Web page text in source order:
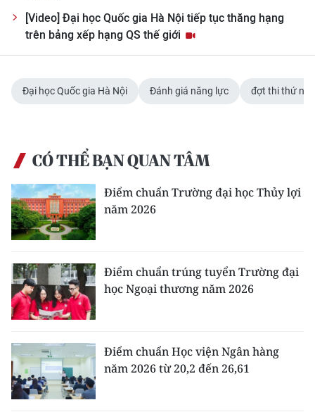
[Video] Đại học Quốc gia Hà Nội tiếp tục thăng hạng
trên bảng xếp hạng QS thế giới
Đại học Quốc gia Hà Nội Đánh giá năng lực đợt thi thứ
CÓ THỂ BẠN QUAN TÂM
Điểm chuẩn Trường đại học Thủy lợi
năm 2026
Điểm chuẩn trúng tuyển Trường đại
học Ngoại thương năm 2026
Điểm chuẩn Học viện Ngân hàng
năm 2026 từ 20,2 đến 26,61